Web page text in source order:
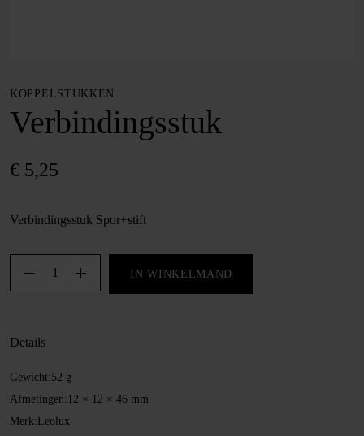
KOPPELSTUKKEN
Verbindingsstuk
€ 5,25
Verbindingsstuk Spor+stift
Verbindingsstuk
aantal
IN WINKELMAND
Details
Gewicht:52 g
Afmetingen: 12 × 12 × 46 mm
Merk: Leolux